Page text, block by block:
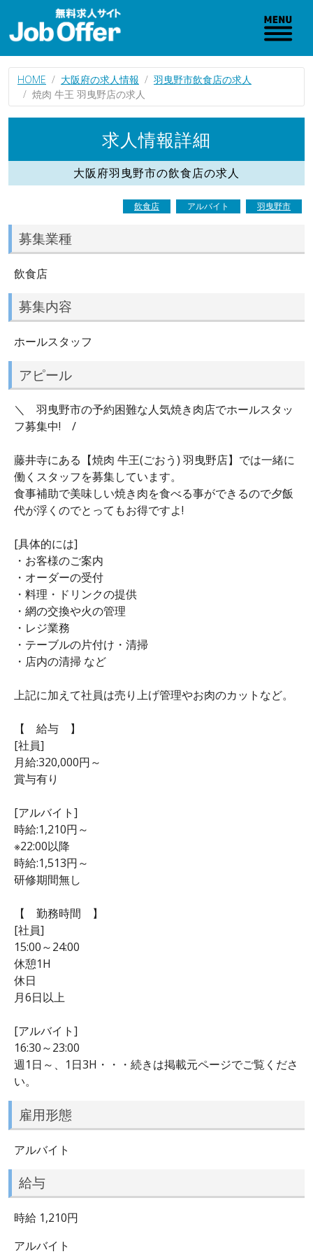
HOME 大阪府の求人情報
羽曳野市飲食店の求人
焼肉 牛王 羽曳野店の求人
求人情報詳細
大阪府羽曳野市の飲食店の求人
飲食店 アルバイト 羽曳野市
募集業種
飲食店
募集内容
ホールスタッフ
アピール
＼ 羽曳野市の予約困難な人気焼き肉店でホールスタッ
フ募集中! /
藤井寺にある【焼肉 牛王(ごおう) 羽曳野店】では一緒に
働くスタッフを募集しています。
食事補助で美味しい焼き肉を食べる事ができるので夕飯
代が浮くのでとってもお得ですよ!
[具体的には]
・お客様のご案内
・オーダーの受付
・料理・ドリンクの提供
・網の交換や火の管理
・レジ業務
・テーブルの片付け・清掃
・店内の清掃 など
上記に加えて社員は売り上げ管理やお肉のカットなど。
【 給与 】
[社員]
月給:320,000円～
賞与有り
[アルバイト]
時給:1,210円～
※22:00以降
時給:1,513円～
研修期間無し
【 勤務時間 】
[社員]
15:00～24:00
休憩1H
休日
月6日以上
[アルバイト]
16:30～23:00
週1日～、1日3H・・・続きは掲載元ページでご覧くださ
い。
雇用形態
アルバイト
給与
時給 1,210円
アルバイト